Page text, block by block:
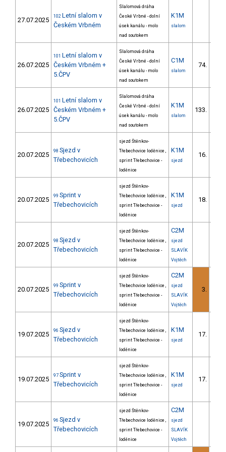
27.07.2025 102 Letní slalom v
Českém Vrbném
Slalomová dráha
České Vrbné - dolní
úsek kanálu - molo
nad soutokem
K1M
slalom
26.07.2025
101 Letní slalom v
Českém Vrbném +
5.ČPV
Slalomová dráha
České Vrbné - dolní
úsek kanálu - molo
nad soutokem
C1M
slalom
74.
26.07.2025
101 Letní slalom v
Českém Vrbném +
5.ČPV
Slalomová dráha
České Vrbné - dolní
úsek kanálu - molo
nad soutokem
K1M
slalom
133.
20.07.2025 98 Sjezd v
Třebechovicích
sjezd Štěnkov-
Třebechovice loděnice ,
sprint Třebechovice -
loděnice
K1M
sjezd
16.
20.07.2025 99 Sprint v
Třebechovicích
sjezd Štěnkov-
Třebechovice loděnice ,
sprint Třebechovice -
loděnice
K1M
sjezd
18.
20.07.2025 98 Sjezd v
Třebechovicích
sjezd Štěnkov-
Třebechovice loděnice ,
sprint Třebechovice -
loděnice
C2M
sjezd
SLAVÍK
Vojtěch
20.07.2025 99 Sprint v
Třebechovicích
sjezd Štěnkov-
Třebechovice loděnice ,
sprint Třebechovice -
loděnice
C2M
sjezd
SLAVÍK
Vojtěch
3.
19.07.2025 96 Sjezd v
Třebechovicích
sjezd Štěnkov-
Třebechovice loděnice ,
sprint Třebechovice -
loděnice
K1M
sjezd
17.
19.07.2025 97 Sprint v
Třebechovicích
sjezd Štěnkov-
Třebechovice loděnice ,
sprint Třebechovice -
loděnice
K1M
sjezd
17.
19.07.2025 96 Sjezd v
Třebechovicích
sjezd Štěnkov-
Třebechovice loděnice ,
sprint Třebechovice -
loděnice
C2M
sjezd
SLAVÍK
Vojtěch